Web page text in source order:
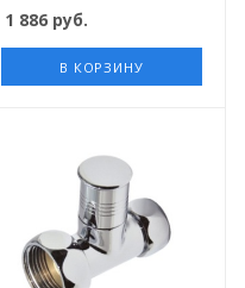
1 886руб.
В КОРЗИНУ